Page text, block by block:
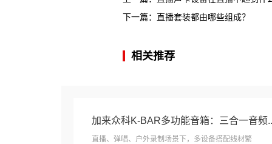
下一篇： 直播套装都由哪些组成？
相关推荐
加来众科K-BAR多功能音箱：三合一音频
直播、弹唱、户外录制场景下，多设备搭配线材繁